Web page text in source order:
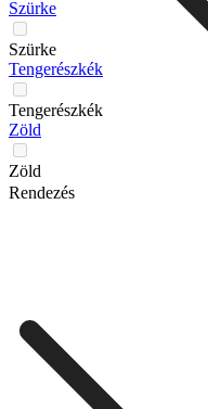
Szürke
Szürke
Tengerészkék
Tengerészkék
Zöld
Zöld
Rendezés